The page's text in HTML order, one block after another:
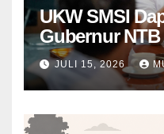
UKW SMSI
Gubernur NTB
JULI 15, 2026